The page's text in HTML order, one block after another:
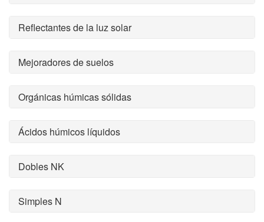
Reflectantes de la luz solar
Mejoradores de suelos
Orgánicas húmicas sólidas
Ácidos húmicos líquidos
Dobles NK
Simples N